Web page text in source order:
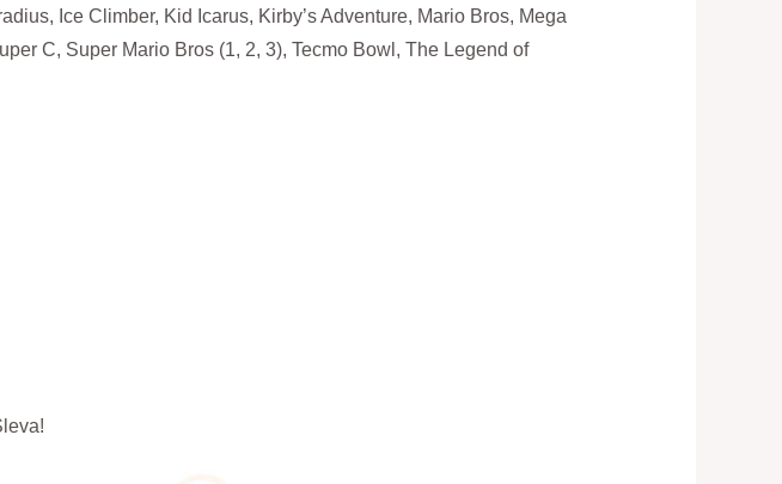
Ice Climber, Kid Icarus, Kirby’s Adventure, Mario Bros, Mega
C, Super Mario Bros (1, 2, 3), Tecmo Bowl, The Legend of